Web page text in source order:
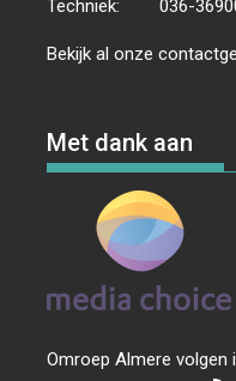
Techniek:
036-
Bekijk al onze
Met dank aan
Omroep Almere volgen